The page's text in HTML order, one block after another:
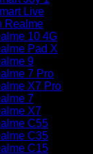
Live
Realme
10 4G
Pad X
9
7 Pro
X7 Pro
7
X7
C55
C35
C15